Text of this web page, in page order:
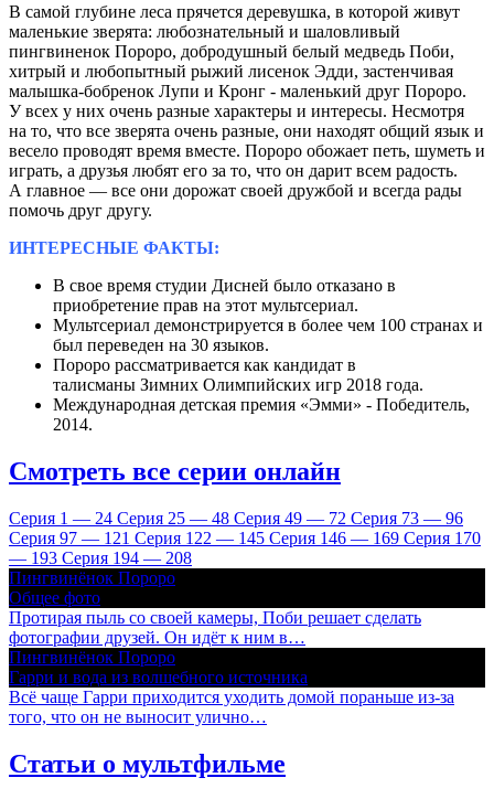
В самой глубине леса прячется деревушка, в которой живут
маленькие зверята: любознательный и шаловливый
пингвиненок Пороро, добродушный белый медведь Поби,
хитрый и любопытный рыжий лисенок Эдди, застенчивая
малышка-бобренок Лупи и Кронг - маленький друг Пороро.
У всех у них очень разные характеры и интересы. Несмотря
на то, что все зверята очень разные, они находят общий язык и
весело проводят время вместе. Пороро обожает петь, шуметь и
играть, а друзья любят его за то, что он дарит всем радость.
А главное — все они дорожат своей дружбой и всегда рады
помочь друг другу.
ИНТЕРЕСНЫЕ ФАКТЫ:
В свое время студии Дисней было отказано в
приобретение прав на этот мультсериал.
Мультсериал демонстрируется в более чем 100 странах и
был переведен на 30 языков.
Пороро рассматривается как кандидат в
талисманы Зимних Олимпийских игр 2018 года.
Международная детская премия «Эмми» - Победитель,
2014.
Смотреть все серии онлайн
Серия 1 — 24 Серия 25 — 48 Серия 49 — 72 Серия 73 — 96
Серия 97 — 121 Серия 122 — 145 Серия 146 — 169 Серия 170
— 193 Серия 194 — 208
Пингвинёнок Пороро
Общее фото
Протирая пыль со своей камеры, Поби решает сделать
фотографии друзей. Он идёт к ним в…
Пингвинёнок Пороро
Гарри и вода из волшебного источника
Всё чаще Гарри приходится уходить домой пораньше из-за
того, что он не выносит улично…
Статьи о мультфильме